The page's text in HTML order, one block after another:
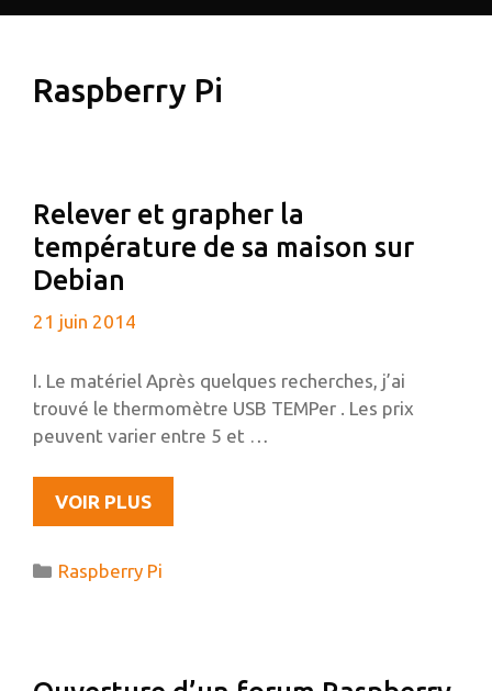
Raspberry Pi
Relever et grapher la
température de sa maison sur
Debian
21 juin 2014
I. Le matériel Après quelques recherches, j’ai
trouvé le thermomètre USB TEMPer . Les prix
peuvent varier entre 5 et …
VOIR PLUSRELEVER
ET
LA
Catégories
Raspberry Pi